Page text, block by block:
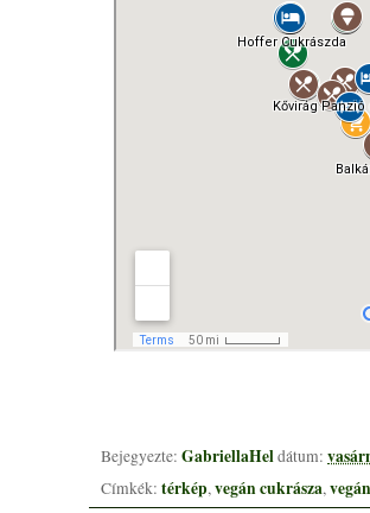
Bejegyezte: GabriellaHeldátum:
Címkék: térkép,vegán cukrásza,